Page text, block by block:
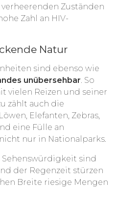
verheerenden Zuständen
Zahl an HIV-
Natur
sind ebenso wie
unübersehbar. So
vielen Reizen und seiner
zählt auch die
Elefanten, Zebras,
eine Fülle an
nur in Nationalparks.
sind
der Regenzeit stürzen
Breite riesige Mengen